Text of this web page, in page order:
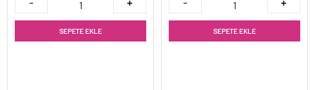
SEPETE EKLE SEPETE EKLE